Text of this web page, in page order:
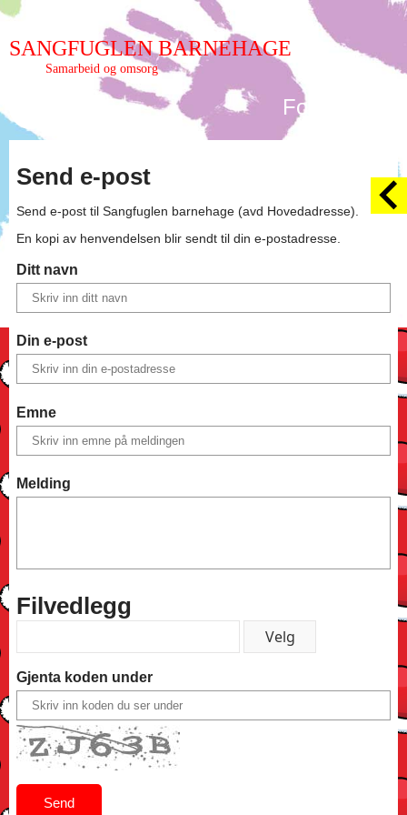
SANGFUGLEN BARNEHAGE
Samarbeid og omsorg
Forside
Send e-post
Send e-post til Sangfuglen barnehage (avd Hovedadresse).
En kopi av henvendelsen blir sendt til din e-postadresse.
Ditt navn
Din e-post
Emne
Melding
Filvedlegg
Gjenta koden under